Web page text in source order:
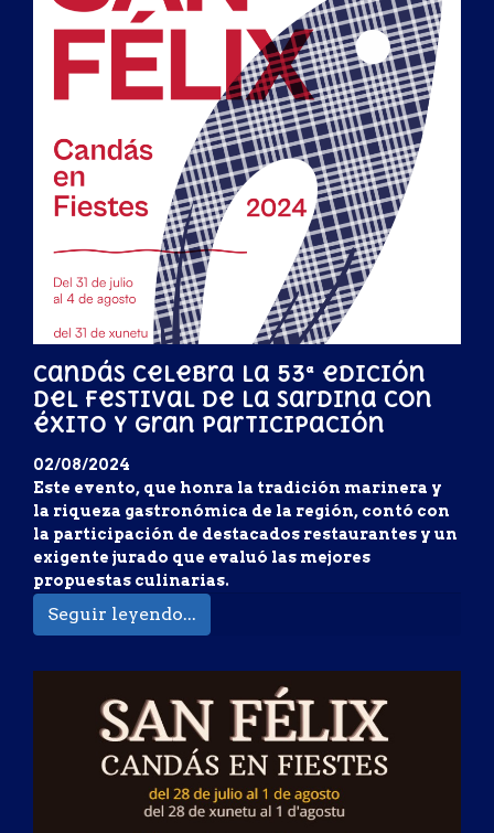
Candás celebra la 53ª edición
del Festival de la Sardina con
éxito y gran participación
02/08/2024
Este evento, que honra la tradición marinera y
la riqueza gastronómica de la región, contó con
la participación de destacados restaurantes y un
exigente jurado que evaluó las mejores
propuestas culinarias.
Seguir leyendo...